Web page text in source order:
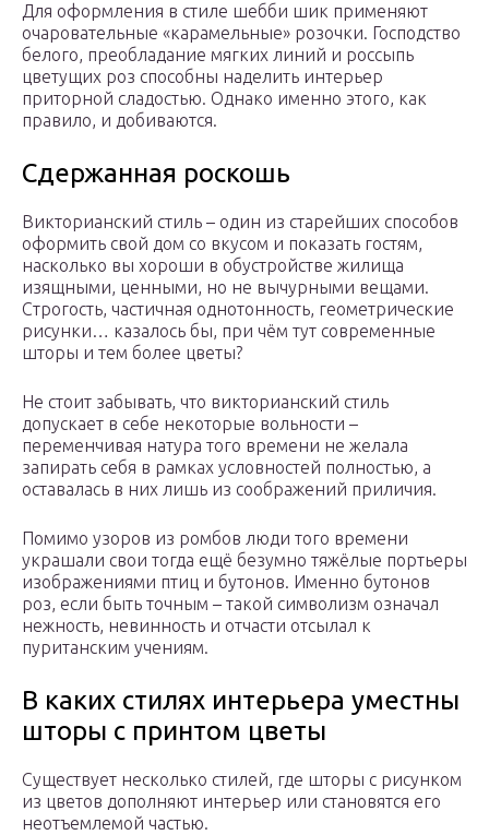
Для оформления в стиле шебби шик применяют
очаровательные «карамельные» розочки. Господство
белого, преобладание мягких линий и россыпь
цветущих роз способны наделить интерьер
приторной сладостью. Однако именно этого, как
правило, и добиваются.
Сдержанная роскошь
Викторианский стиль – один из старейших способов
оформить свой дом со вкусом и показать гостям,
насколько вы хороши в обустройстве жилища
изящными, ценными, но не вычурными вещами.
Строгость, частичная однотонность, геометрические
рисунки… казалось бы, при чём тут современные
шторы и тем более цветы?
Не стоит забывать, что викторианский стиль
допускает в себе некоторые вольности –
переменчивая натура того времени не желала
запирать себя в рамках условностей полностью, а
оставалась в них лишь из соображений приличия.
Помимо узоров из ромбов люди того времени
украшали свои тогда ещё безумно тяжёлые портьеры
изображениями птиц и бутонов. Именно бутонов
роз, если быть точным – такой символизм означал
нежность, невинность и отчасти отсылал к
пуританским учениям.
В каких стилях интерьера уместны
шторы с принтом цветы
Существует несколько стилей, где шторы с рисунком
из цветов дополняют интерьер или становятся его
неотъемлемой частью.